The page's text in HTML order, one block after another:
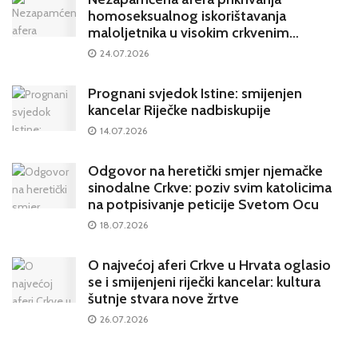
homoseksualnog iskorištavanja
maloljetnika u visokim crkvenim
krugovima potresa Hrvatsku
24.07.2026
Prognani svjedok Istine: smijenjen
kancelar Riječke nadbiskupije
14.07.2026
Odgovor na heretički smjer njemačke
sinodalne Crkve: poziv svim katolicima
na potpisivanje peticije Svetom Ocu
18.07.2026
O najvećoj aferi Crkve u Hrvata oglasio
se i smijenjeni riječki kancelar: kultura
šutnje stvara nove žrtve
26.07.2026